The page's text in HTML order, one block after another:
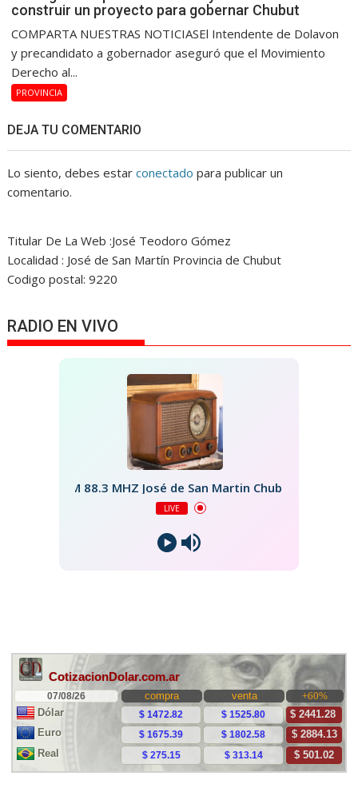
construir un proyecto para gobernar Chubut
COMPARTA NUESTRAS NOTICIASEl Intendente de Dolavon
y precandidato a gobernador aseguró que el Movimiento
Derecho al...
PROVINCIA
DEJA TU COMENTARIO
Lo siento, debes estarconectado para publicar un
comentario.
Titular De La Web :José Teodoro Gómez
Localidad : José de San Martín Provincia de Chubut
Codigo postal: 9220
RADIO EN VIVO
FM 88.3 MHZ José de San Martin Chubut
LIVE